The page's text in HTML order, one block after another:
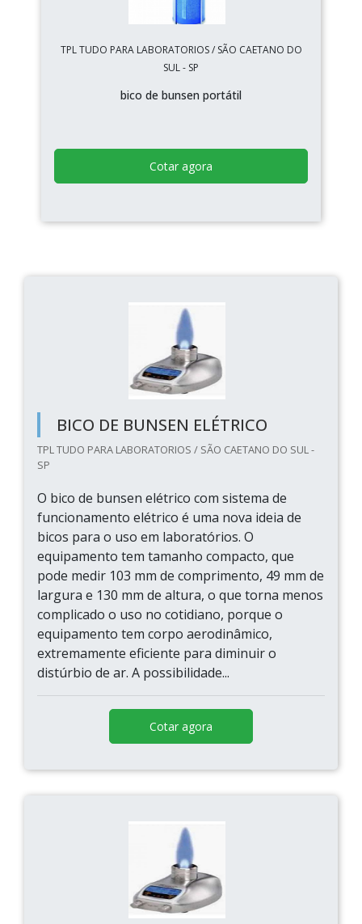
TPL TUDO PARA LABORATORIOS / SÃO CAETANO DO
SUL - SP
bico de bunsen portátil
Cotar agora
BICO DE BUNSEN ELÉTRICO
TPL TUDO PARA LABORATORIOS / SÃO CAETANO DO SUL -
SP
O bico de bunsen elétrico com sistema de
funcionamento elétrico é uma nova ideia de
bicos para o uso em laboratórios. O
equipamento tem tamanho compacto, que
pode medir 103 mm de comprimento, 49 mm de
largura e 130 mm de altura, o que torna menos
complicado o uso no cotidiano, porque o
equipamento tem corpo aerodinâmico,
extremamente eficiente para diminuir o
distúrbio de ar. A possibilidade...
Cotar agora